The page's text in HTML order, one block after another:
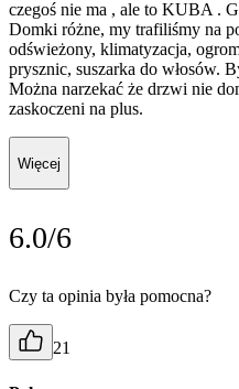
czegoś nie ma , ale to KUBA .
Domki różne, my trafiliśmy na
odświeżony, klimatyzacja,
prysznic, suszarka do włosów.
Można narzekać że drzwi nie
zaskoczeni na plus.
Więcej
6.0/6
Czy ta opinia była pomocna?
21